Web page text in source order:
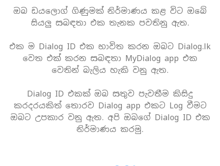
ඔබ ඩයලොග් ගිණුමක් නිර්මාණය කළ විට ඔබේ
සියලු සබඳතා එක තැනක පවතිනු ඇත.
එක ම Dialog ID එක භාවිත කරන ඔබට Dialog.lk
වෙත එක් කරන සබඳතා MyDialog app එක
වෙතින් බැලිය හැකි වනු ඇත.
Dialog ID එකක් ඔබ සතුව පැවතීම කිසිදු
කරදරයකිත් තොරව Dialog app එකට Log වීමට
ඔබට උපකාර වනු ඇත. අපි ඔබගේ Dialog ID එක
නිර්මාණය කරමු.